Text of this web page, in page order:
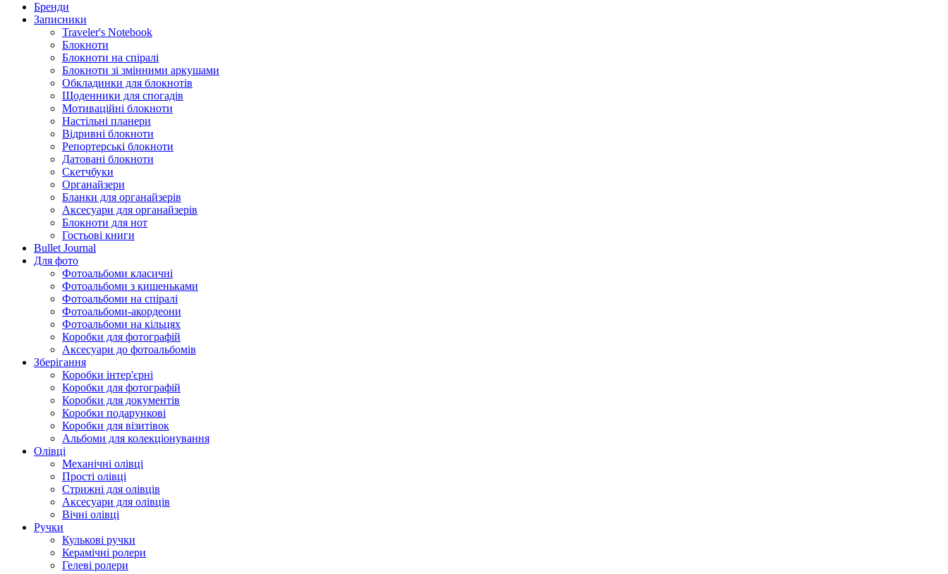
Бренди
Записники
Traveler's Notebook
Блокноти
Блокноти на спіралі
Блокноти зі змінними аркушами
Обкладинки для блокнотів
Щоденники для спогадів
Мотиваційні блокноти
Настільні планери
Відривні блокноти
Репортерські блокноти
Датовані блокноти
Скетчбуки
Органайзери
Бланки для органайзерів
Аксесуари для органайзерів
Блокноти для нот
Гостьові книги
Bullet Journal
Для фото
Фотоальбоми класичні
Фотоальбоми з кишеньками
Фотоальбоми на спіралі
Фотоальбоми-акордеони
Фотоальбоми на кільцях
Коробки для фотографій
Аксесуари до фотоальбомів
Зберігання
Коробки інтер'єрні
Коробки для фотографій
Коробки для документів
Коробки подарункові
Коробки для візитівок
Альбоми для колекціонування
Олівці
Механічні олівці
Прості олівці
Стрижні для олівців
Аксесуари для олівців
Вічні олівці
Ручки
Кулькові ручки
Керамічні ролери
Гелеві ролери